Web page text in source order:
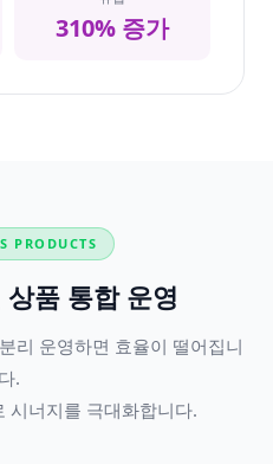
310% 증가
PRODUCTS
품 통합 운영
리 운영하면 효율이 떨어집니
다.
시너지를 극대화합니다.